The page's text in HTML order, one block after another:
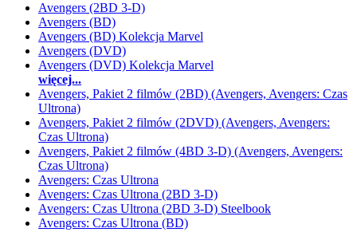
Avengers (2BD 3-D)
Avengers (BD)
Avengers (BD) Kolekcja Marvel
Avengers (DVD)
Avengers (DVD) Kolekcja Marvel
więcej...
Avengers, Pakiet 2 filmów (2BD) (Avengers, Avengers: Czas
Ultrona)
Avengers, Pakiet 2 filmów (2DVD) (Avengers, Avengers:
Czas Ultrona)
Avengers, Pakiet 2 filmów (4BD 3-D) (Avengers, Avengers:
Czas Ultrona)
Avengers: Czas Ultrona
Avengers: Czas Ultrona (2BD 3-D)
Avengers: Czas Ultrona (2BD 3-D) Steelbook
Avengers: Czas Ultrona (BD)